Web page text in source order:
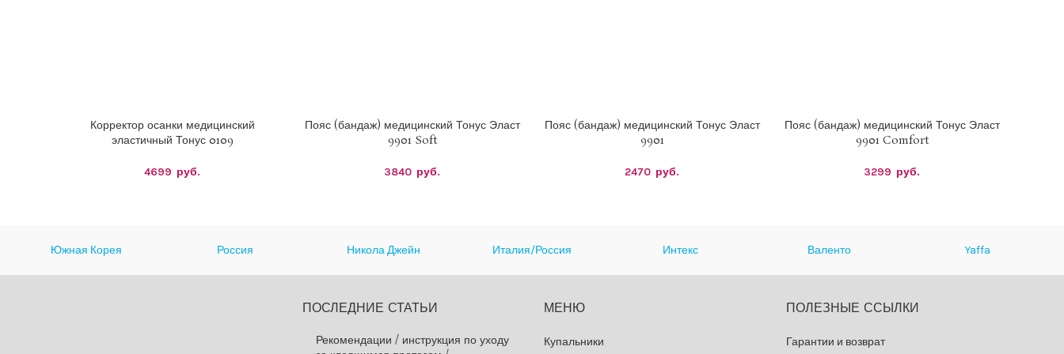
ВЫБЕРИТЕ ПАРАМЕТРЫ
Корректор осанки медицинский
эластичный Тонус 0109
4699 руб.
ВЫБЕРИТЕ ПАРАМЕТРЫ
Пояс (бандаж) медицинский Тонус Эласт
9901 Soft
3840 руб.
ВЫБЕРИТЕ ПАРАМЕТРЫ
Пояс (бандаж) медицинский Тонус Эласт
9901
2470 руб.
ВЫБЕРИТЕ ПАРАМЕТРЫ
Пояс (бандаж) медицинский Тонус Эласт
9901 Comfort
3299 руб.
Южная Корея Россия Никола Джейн Италия/Россия Интекс Валенто Yaffa
ПОСЛЕДНИЕ СТАТЬИ
Рекомендации / инструкция по уходу
МЕНЮ
Купальники
ПОЛЕЗНЫЕ ССЫЛКИ
Гарантии и возврат